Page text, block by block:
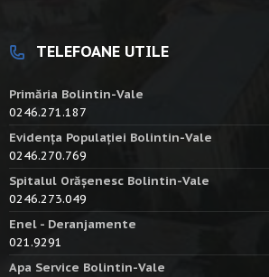
TELEFOANE UTILE
Primăria Bolintin-Vale
0246.271.187
Evidența Populației Bolintin-Vale
0246.270.769
Spitalul Orășenesc Bolintin-Vale
0246.273.049
Enel - Deranjamente
021.9291
Apa Service Bolintin-Vale